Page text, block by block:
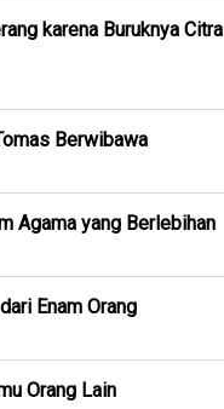
karena Buruknya Citra
Berwibawa
Agama yang Berlebihan
Enam Orang
Orang Lain